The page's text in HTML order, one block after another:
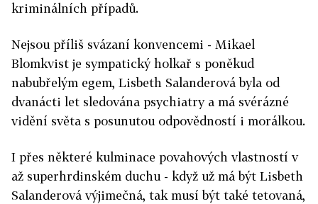
kriminálních případů.
Nejsou příliš svázaní konvencemi - Mikael
Blomkvist je sympatický holkař s poněkud
nabubřelým egem, Lisbeth Salanderová byla od
dvanácti let sledována psychiatry a má svérázné
vidění světa s posunutou odpovědností i morálkou.
I přes některé kulminace povahových vlastností v
až superhrdinském duchu - když už má být Lisbeth
Salanderová výjimečná, tak musí být také tetovaná,